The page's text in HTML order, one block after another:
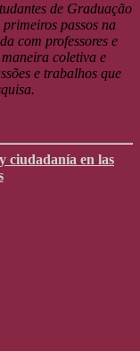
de Graduação
passos na
com professores e
coletiva e
e trabalhos que
ciudadanía en las